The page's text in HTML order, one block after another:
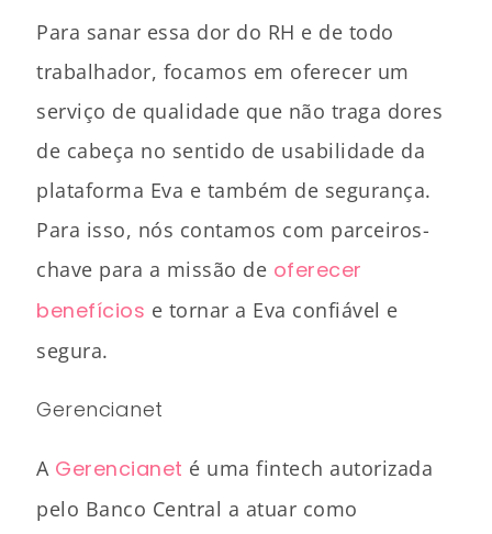
Para sanar essa dor do RH e de todo
trabalhador, focamos em oferecer um
serviço de qualidade que não traga dores
de cabeça no sentido de usabilidade da
plataforma Eva e também de segurança.
Para isso, nós contamos com parceiros-
chave para a missão de oferecer
benefícios e tornar a Eva confiável e
segura.
Gerencianet
A Gerencianet é uma fintech autorizada
pelo Banco Central a atuar como